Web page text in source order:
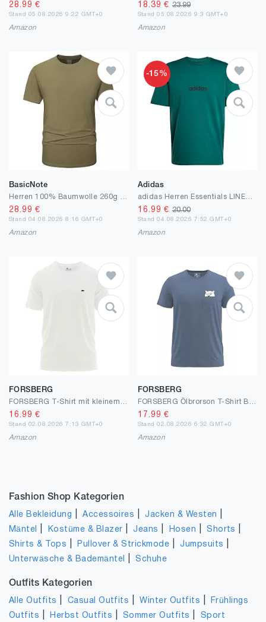
28.99 €
Stand 05.08.2026 9:22 GMT+0
Amazon
18.39 € 23.99
Stand 05.08.2026 9:3 GMT+0
Amazon
BasicNote
28.99 €
Stand 04.08.2026 8:16 GMT+0
Amazon
-15%
Adidas
16.99 € 20.00
Stand 04.08.2026 7:52 GMT+0
Amazon
FORSBERG
16.99 €
Stand 02.08.2026 7:13 GMT+0
Amazon
FORSBERG
17.99 €
Stand 02.08.2026 6:32 GMT+0
Amazon
Fashion Shop Kategorien
Alle Bekleidung |Accessoires |Jacken & Westen
Mäntel Kostüme & Blazer |Jeans Hosen |Shorts
Shirts & Tops Pullover & Strickmode |Jumpsuits
Unterwäsche & Bademäntel |Schuhe
Outfits Kategorien
Alle Outfits Casual Outfits |Winter Outfits
Frühlings
Outfits
Herbst Outfits Sommer Outfits
Sport